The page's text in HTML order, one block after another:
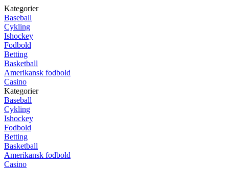
Kategorier
Baseball
Cykling
Ishockey
Fodbold
Betting
Basketball
Amerikansk fodbold
Casino
Kategorier
Baseball
Cykling
Ishockey
Fodbold
Betting
Basketball
Amerikansk fodbold
Casino